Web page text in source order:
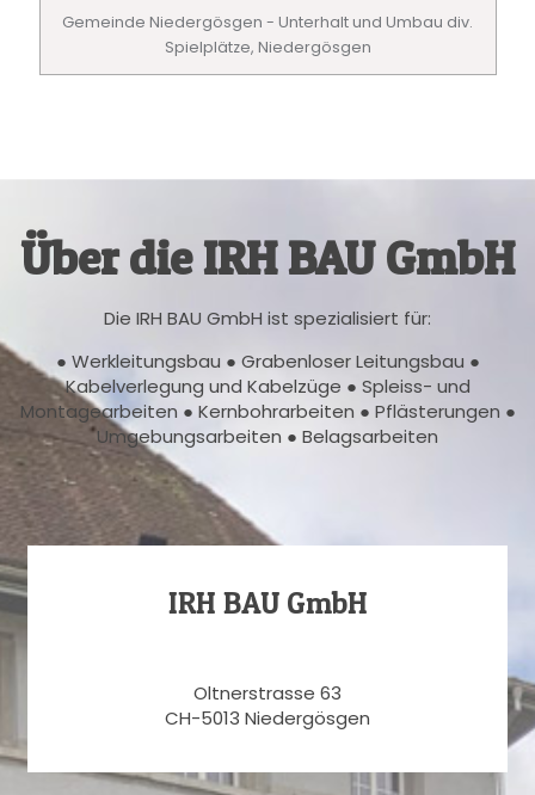
Gemeinde Niedergösgen - Unterhalt und Umbau div.
Spielplätze, Niedergösgen
Über die IRH BAU GmbH
Die IRH BAU GmbH ist spezialisiert für:
● Werkleitungsbau ● Grabenloser Leitungsbau ●
Kabelverlegung und Kabelzüge ● Spleiss- und
Montagearbeiten ● Kernbohrarbeiten ● Pflästerungen ●
Umgebungsarbeiten ● Belagsarbeiten
IRH BAU GmbH
Oltnerstrasse 63
CH-5013 Niedergösgen